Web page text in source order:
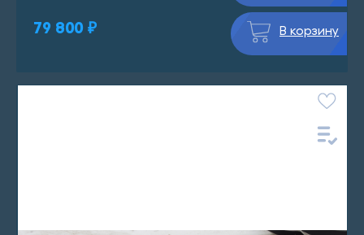
79 800 ₽ В корзину